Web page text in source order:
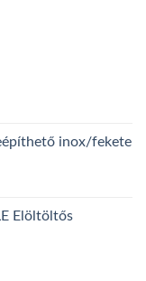
inox/fekete
Elöltöltős